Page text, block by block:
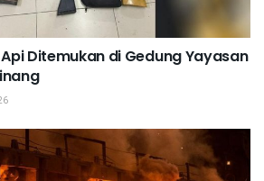
Ditemukan di Gedung Yayasan